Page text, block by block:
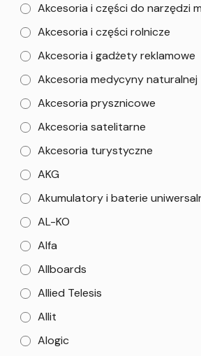
Akcesoria i części do narzędzi
Akcesoria i części rolnicze
Akcesoria i gadżety reklamowe
Akcesoria medycyny naturalnej
Akcesoria prysznicowe
Akcesoria satelitarne
Akcesoria turystyczne
AKG
Akumulatory i baterie
AL-KO
Alfa
Allboards
Allied Telesis
Allit
Alogic